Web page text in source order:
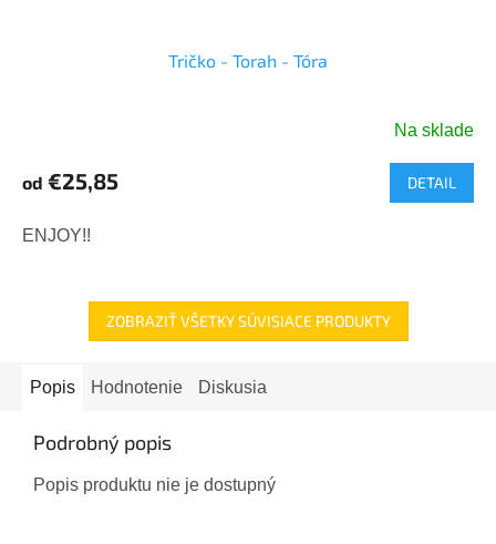
Tričko - Torah - Tóra
Na sklade
od €25,85 DETAIL
ENJOY!!
ZOBRAZIŤ VŠETKY SÚVISIACE PRODUKTY
Popis Hodnotenie Diskusia
Podrobný popis
Popis produktu nie je dostupný